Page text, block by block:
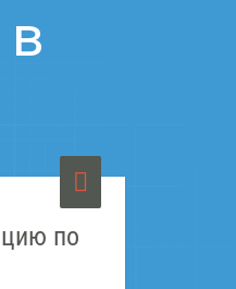
по